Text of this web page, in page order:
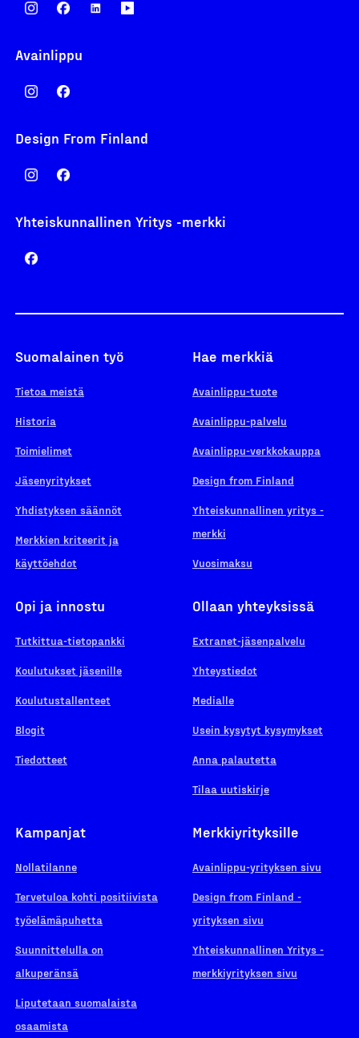
Avainlippu
Design From Finland
Yhteiskunnallinen Yritys -merkki
Suomalainen työ
Tietoa meistä
Historia
Toimielimet
Jäsenyritykset
Yhdistyksen säännöt
Merkkien kriteerit ja
käyttöehdot
Hae merkkiä
Avainlippu-tuote
Avainlippu-palvelu
Avainlippu-verkkokauppa
Design from Finland
Yhteiskunnallinen yritys -
merkki
Vuosimaksu
Opi ja innostu
Tutkittua-tietopankki
Koulutukset jäsenille
Koulutustallenteet
Blogit
Tiedotteet
Ollaan yhteyksissä
Extranet-jäsenpalvelu
Yhteystiedot
Medialle
Usein kysytyt kysymykset
Anna palautetta
Tilaa uutiskirje
Kampanjat
Nollatilanne
Tervetuloa kohti positiivista
työelämäpuhetta
Suunnittelulla on
alkuperänsä
Liputetaan suomalaista
osaamista
Merkkiyrityksille
Avainlippu-yrityksen sivu
Design from Finland -
yrityksen sivu
Yhteiskunnallinen Yritys -
merkkiyrityksen sivu